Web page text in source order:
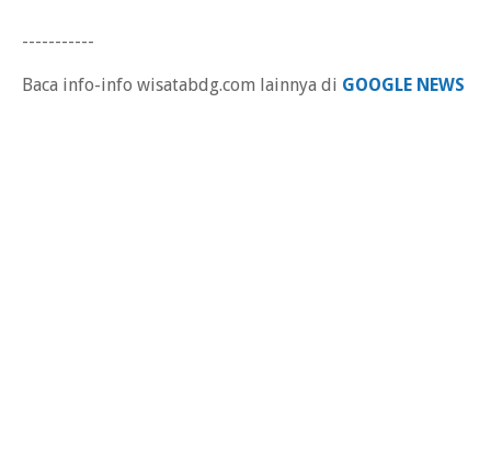
-----------
Baca info-info wisatabdg.com lainnya di GOOGLE NEWS